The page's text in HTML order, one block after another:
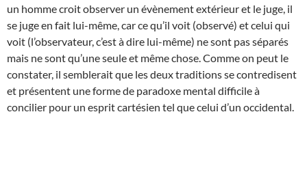
un homme croit observer un évènement extérieur et le juge, il
se juge en fait lui-même, car ce qu’il voit (observé) et celui qui
voit (l’observateur, c’est à dire lui-même) ne sont pas séparés
mais ne sont qu’une seule et même chose. Comme on peut le
constater, il semblerait que les deux traditions se contredisent
et présentent une forme de paradoxe mental difficile à
concilier pour un esprit cartésien tel que celui d’un occidental.